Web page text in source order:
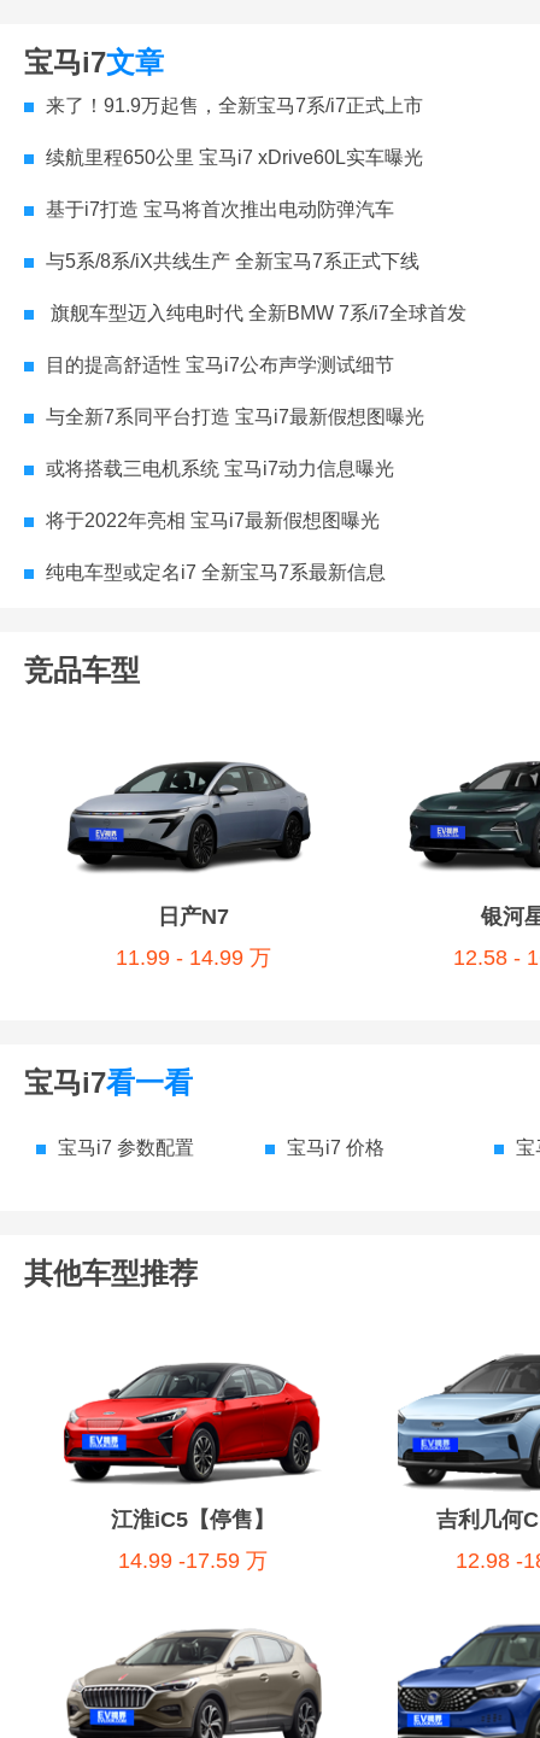
宝马i7文章
来了！91.9万起售，全新宝马7系/i7正式上市
续航里程650公里 宝马i7 xDrive60L实车曝光
基于i7打造 宝马将首次推出电动防弹汽车
与5系/8系/iX共线生产 全新宝马7系正式下线
旗舰车型迈入纯电时代 全新BMW 7系/i7全球首发
目的提高舒适性 宝马i7公布声学测试细节
与全新7系同平台打造 宝马i7最新假想图曝光
或将搭载三电机系统 宝马i7动力信息曝光
将于2022年亮相 宝马i7最新假想图曝光
纯电车型或定名i7 全新宝马7系最新信息
竞品车型
日产N7
11.99 - 14.99 万
银河
12.58 -
宝马i7看一看
宝马i7 参数配置 宝马i7 价格 宝
其他车型推荐
江淮iC5【停售】
14.99 -17.59 万
吉利几何
12.98 -